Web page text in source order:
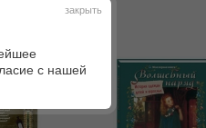
закрыть
с нашей